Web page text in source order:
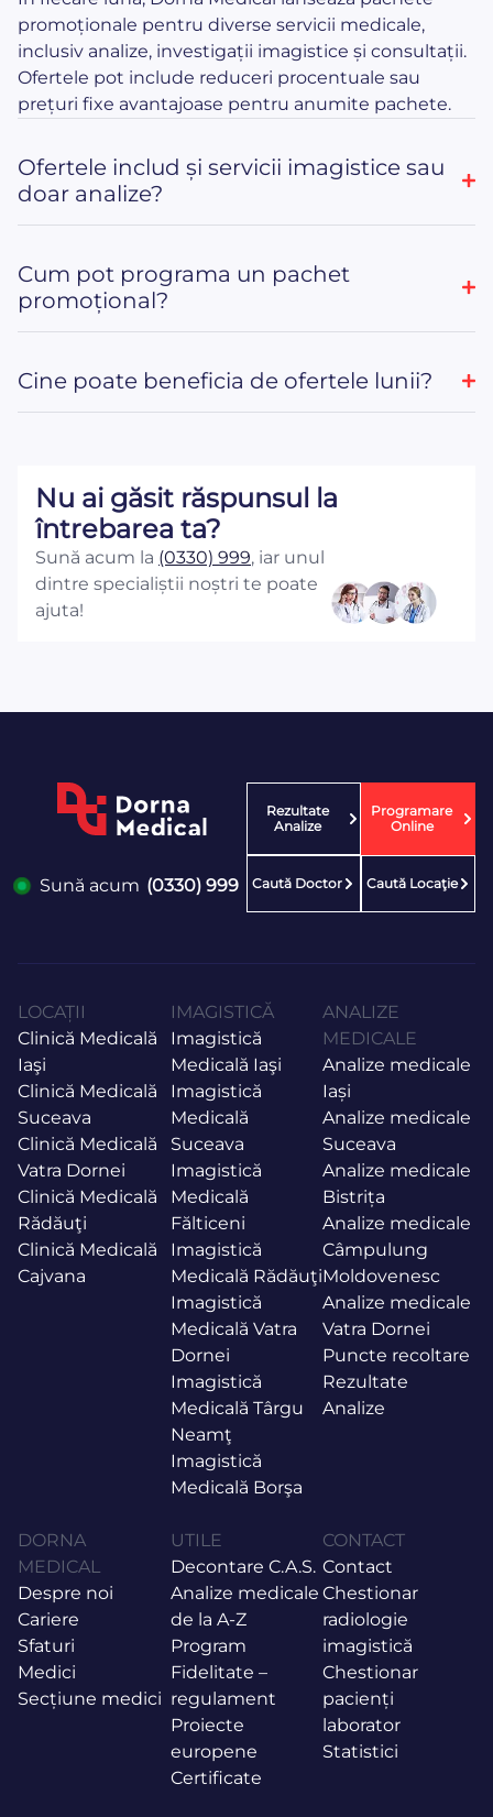
promoționale pentru diverse servicii medicale,
inclusiv analize, investigații imagistice și consultații.
Ofertele pot include reduceri procentuale sau
prețuri fixe avantajoase pentru anumite pachete.
Ofertele includ și servicii imagistice sau
doar analize?
Cum pot programa un pachet
promoțional?
Cine poate beneficia de ofertele lunii?
Nu ai găsit răspunsul la
întrebarea ta?
Sună acum la (0330) 999, iar unul
dintre specialiștii noștri te poate
ajuta!
Sună acum (0330) 999
Rezultate
Analize
Programare
Online
Caută Doctor Caută Locaţie
LOCAȚII
Clinică Medicală
Iaşi
Clinică Medicală
Suceava
Clinică Medicală
Vatra Dornei
Clinică Medicală
Rădăuţi
Clinică Medicală
Cajvana
IMAGISTICĂ
Imagistică
Medicală Iaşi
Imagistică
Medicală
Suceava
Imagistică
Medicală
Fălticeni
Imagistică
Medicală Rădăuţi
Imagistică
Medicală Vatra
Dornei
Imagistică
Medicală Târgu
Neamţ
Imagistică
Medicală Borşa
ANALIZE
MEDICALE
Analize medicale
Iași
Analize medicale
Suceava
Analize medicale
Bistrița
Analize medicale
Câmpulung
Moldovenesc
Analize medicale
Vatra Dornei
Puncte recoltare
Rezultate
Analize
DORNA
MEDICAL
Despre noi
Cariere
Sfaturi
Medici
Secțiune medici
UTILE
Decontare C.A.S.
Analize medicale
de la A-Z
Program
Fidelitate –
regulament
Proiecte
europene
Certificate
CONTACT
Contact
Chestionar
radiologie
imagistică
Chestionar
pacienți
laborator
Statistici